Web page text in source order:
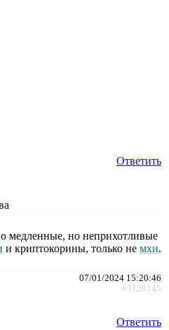
Ответить
медленные, но неприхотливые
и криптокорины, только не мхи.
07/01/2024 15:20:46
#3128145
Ответить